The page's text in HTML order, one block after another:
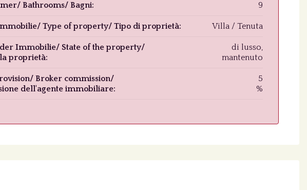
Bathrooms/ Bagni: 9
Type of property/ Tipo di proprietà: Villa / Tenuta
Immobilie/ State of the property/
proprietà:
di lusso,
mantenuto
Broker commission/
dell'agente immobiliare:
5
%